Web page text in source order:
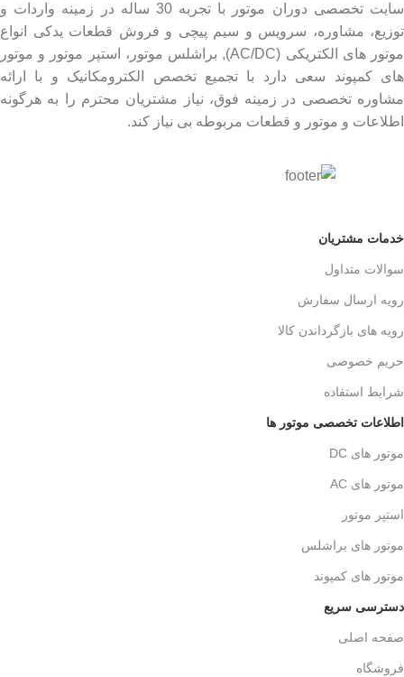
سایت تخصصی دوران موتور با تجربه 30 ساله در زمینه واردات و
توزیع، مشاوره، سرویس و سیم پیچی و فروش قطعات یدکی انواع
موتور های الکتریکی (AC/DC), براشلس موتور، استپر موتور و موتور
های کمپوند سعی دارد با تجمیع تخصص الکترومکانیک و با ارائه
مشاوره تخصصی در زمینه فوق، نیاز مشتریان محترم را به هرگونه
اطلاعات و موتور و قطعات مربوطه بی نیاز کند.
خدمات مشتریان
سوالات متداول
رویه ارسال سفارش
رویه های بازگرداندن کالا
حریم خصوصی
شرایط استفاده
اطلاعات تخصصی موتور ها
موتور های DC
موتور های AC
استپر موتور
موتور های براشلس
موتور های کمپوند
دسترسی سریع
صفحه اصلی
فروشگاه